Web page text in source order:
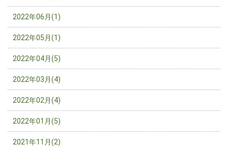
2022年06月(1)
2022年05月(1)
2022年04月(5)
2022年03月(4)
2022年02月(4)
2022年01月(5)
2021年11月(2)